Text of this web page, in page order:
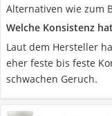
Alternativen wie zum
Welche Konsistenz
Laut dem Hersteller
eher feste bis feste
schwachen Geruch.